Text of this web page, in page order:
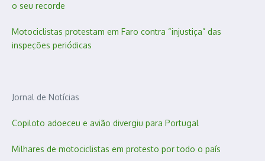
o seu recorde
Motociclistas protestam em Faro contra “injustiça” das
inspeções periódicas
Jornal de Notícias
Copiloto adoeceu e avião divergiu para Portugal
Milhares de motociclistas em protesto por todo o país